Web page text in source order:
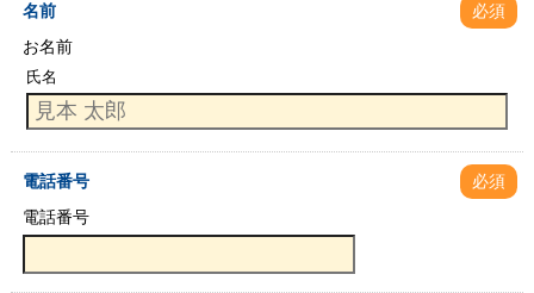
名前
必須
お名前
氏名
電話番号
必須
電話番号